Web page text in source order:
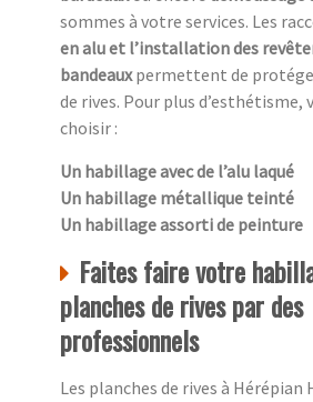
sommes à votre services. Les
en alu et l’installation des
bandeauxpermettent de
de rives. Pour plus d’esthétisme,
choisir :
Un habillage avec de l’alu laqué
Un habillage métallique teinté
Un habillage assorti de peinture
Faites faire votre
planches de rives par des
professionnels
Les planches de rives à